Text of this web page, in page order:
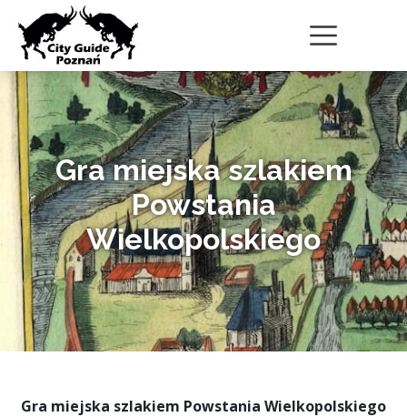
Gra miejska szlakiem
Powstania
Wielkopolskiego
Gra miejska szlakiem Powstania Wielkopolskiego